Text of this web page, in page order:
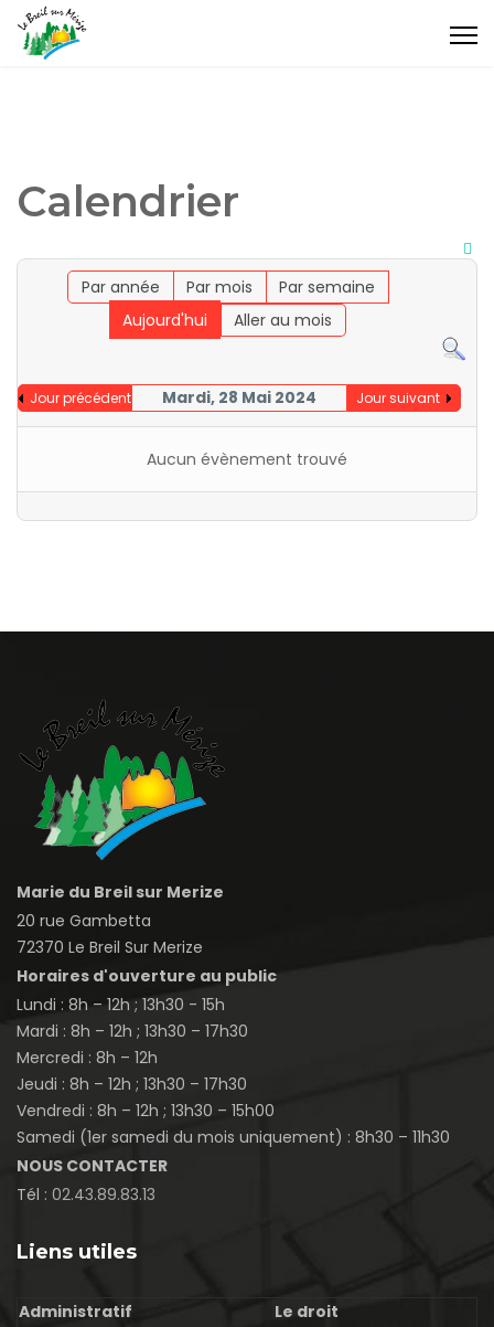
Calendrier
Par année Par mois
Par semaine
Aujourd'hui
Aller au mois
Jour précédent Mardi, 28 Mai 2024 Jour suivant
Aucun évènement trouvé
Marie du Breil sur Merize
20 rue Gambetta
72370 Le Breil Sur Merize
Horaires d'ouverture au public
Lundi : 8h – 12h ; 13h30 - 15h
Mardi : 8h – 12h ; 13h30 – 17h30
Mercredi : 8h – 12h
Jeudi : 8h – 12h ; 13h30 – 17h30
Vendredi : 8h – 12h ; 13h30 – 15h00
Samedi (1er samedi du mois uniquement) : 8h30 – 11h30
NOUS CONTACTER
Tél : 02.43.89.83.13
Liens utiles
Administratif
Le droit